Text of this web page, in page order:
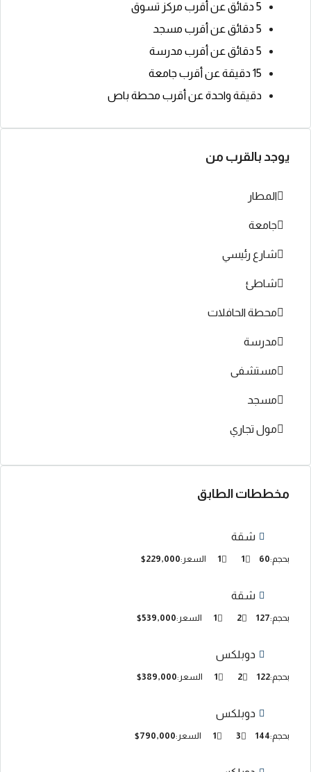
5 دقائق عن أقرب مركز تسوق
5 دقائق عن أقرب مسجد
5 دقائق عن أقرب مدرسة
15 دقيقة عن أقرب جامعة
دقيقة واحدة عن أقرب محطة باص
يوجد بالقرب من
المطار
جامعة
شارع رئيسي
شاطئ
محطة الحافلات
مدرسة
مستشفى
مسجد
مول تجاري
مخططات الطابق
شقة
بحجم:60
1
1 السعر:$229,000
شقة
بحجم:127
2
1 السعر:$539,000
دوبلكس
بحجم:122
2
1 السعر:$389,000
دوبلكس
بحجم:144
3
1 السعر:$790,000